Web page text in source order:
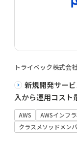
トライベック株式会
新規開発サー
入から運用コスト
AWS AWSインフ
クラスメソッドメン